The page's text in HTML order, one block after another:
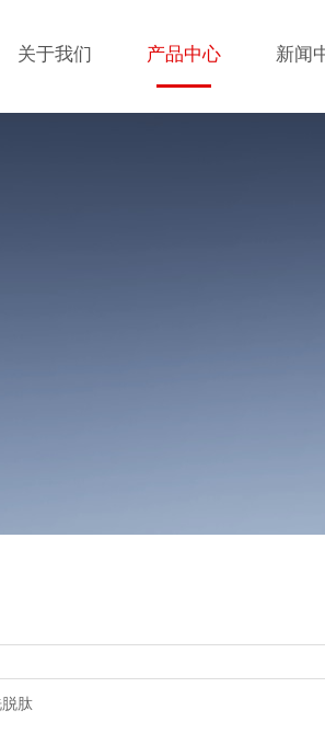
关于我们 产品中心 新闻